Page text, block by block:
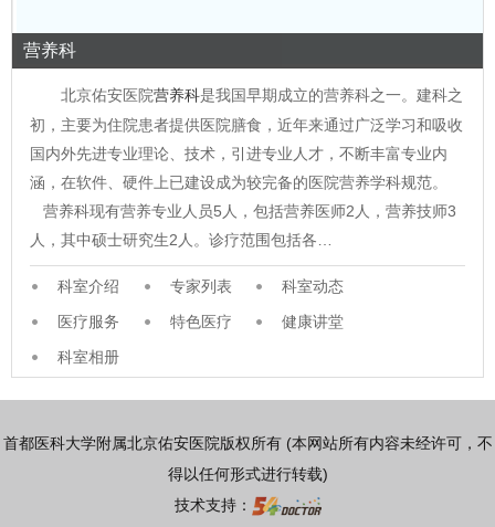
营养科
北京佑安医院营养科是我国早期成立的营养科之一。建科之
初，主要为住院患者提供医院膳食，近年来通过广泛学习和吸收
国内外先进专业理论、技术，引进专业人才，不断丰富专业内
涵，在软件、硬件上已建设成为较完备的医院营养学科规范。
营养科现有营养专业人员5人，包括营养医师2人，营养技师3
人，其中硕士研究生2人。诊疗范围包括各…
科室介绍 专家列表
科室动态
医疗服务
特色医疗
健康讲堂
科室相册
首都医科大学附属北京佑安医院版权所有 (本网站所有内容未经许可，不
得以任何形式进行转载)
技术支持：